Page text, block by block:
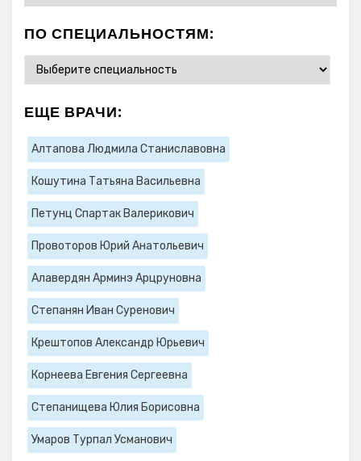
ПО СПЕЦИАЛЬНОСТЯМ:
ЕЩЕ ВРАЧИ:
Алтапова Людмила Станиславовна
Кошутина Татьяна Васильевна
Петунц Спартак Валерикович
Провоторов Юрий Анатольевич
Алавердян Арминэ Арцруновна
Степанян Иван Суренович
Крештопов Александр Юрьевич
Корнеева Евгения Сергеевна
Степанищева Юлия Борисовна
Умаров Турпал Усманович